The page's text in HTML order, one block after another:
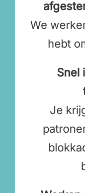
We
hebt
Snel
Je